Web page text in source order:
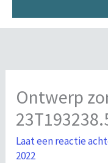
Ontwerp
Laat een reactie
2022